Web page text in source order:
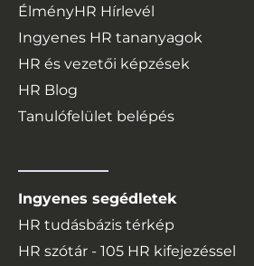
ÉlményHR Hírlevél
Ingyenes HR tananyagok
HR és vezetői képzések
HR Blog
Tanulófelület belépés
Ingyenes segédletek
HR tudásbázis térkép
HR szótár - 105 HR kifejezéssel